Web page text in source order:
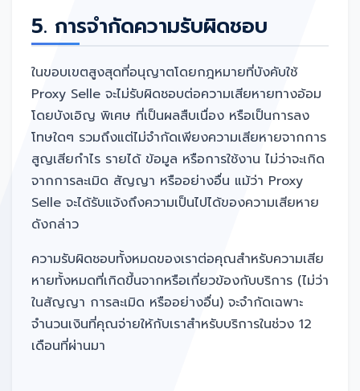
5. การจำกัดความรับผิดชอบ
ในขอบเขตสูงสุดที่อนุญาตโดยกฎหมายที่บังคับใช้
Proxy Selle จะไม่รับผิดชอบต่อความเสียหายทางอ้อม
โดยบังเอิญ พิเศษ ที่เป็นผลสืบเนื่อง หรือเป็นการลง
โทษใดๆ รวมถึงแต่ไม่จำกัดเพียงความเสียหายจากการ
สูญเสียกำไร รายได้ ข้อมูล หรือการใช้งาน ไม่ว่าจะเกิด
จากการละเมิด สัญญา หรืออย่างอื่น แม้ว่า Proxy
Selle จะได้รับแจ้งถึงความเป็นไปได้ของความเสียหาย
ดังกล่าว
ความรับผิดชอบทั้งหมดของเราต่อคุณสำหรับความเสีย
หายทั้งหมดที่เกิดขึ้นจากหรือเกี่ยวข้องกับบริการ (ไม่ว่า
ในสัญญา การละเมิด หรืออย่างอื่น) จะจำกัดเฉพาะ
จำนวนเงินที่คุณจ่ายให้กับเราสำหรับบริการในช่วง 12
เดือนที่ผ่านมา